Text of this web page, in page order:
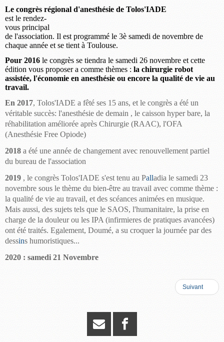
Le congrès régional d'anesthésie de Tolos'IADE
est le rendez-
vous principal
de l'association. Il est programmé le 3è samedi de novembre de
chaque année et se tient à Toulouse.
Pour 2016 le congrès se tiendra le samedi 26 novembre et cette
édition vous proposera comme thèmes : la chirurgie robot
assistée, l'économie en anesthésie ou encore la qualité de vie au
travail.
En 2017, Tolos'IADE a fêté ses 15 ans, et le congrès a été un
véritable succès: l'anesthésie de demain , le caisson hyper bare, la
réhabilitation améliorée après Chirurgie (RAAC), l'OFA
(Anesthésie Free Opiode)
2018 a été une année de changement avec renouvellement partiel
du bureau de l'association
2019 , le congrès Tolos'IADE s'est tenu au Palladia le samedi 23
novembre sous le thème du bien-être au travail avec comme thème :
la qualité de vie au travail, et des scéances animées en musique.
Mais aussi, des sujets tels que le SAOS, l'humanitaire, la prise en
charge de la douleur ou les IPA (infirmieres de pratiques avancées)
ont été traités. Egalement, Doumé, a su croquer la journée par des
dessins humoristiques...
2020 : samedi 21 Novembre
Suivant